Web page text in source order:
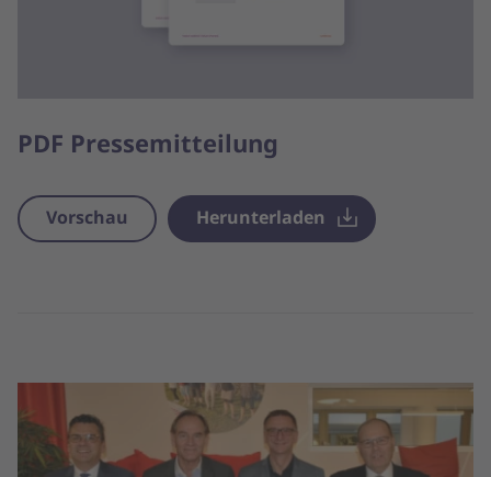
PDF Pressemitteilung
Vorschau Herunterladen